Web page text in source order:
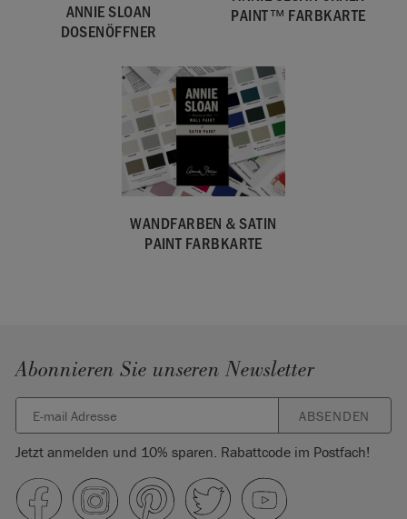
WATH001.2L01.01
5060621623007
Hergestellt im Vereinigten Königreich. Importiert und
vertrieben in der EU durch Annie Sloan Europe GmbH.
ANNIE SLOAN
DOSENÖFFNER
PAINT™ FARBKARTE
WANDFARBEN & SATIN
PAINT FARBKARTE
Abonnieren Sie unseren Newsletter
ABSENDEN
Jetzt anmelden und 10% sparen. Rabattcode im Postfach!